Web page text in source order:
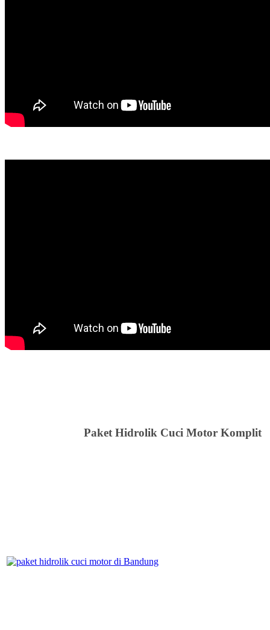
Paket Hidrolik Cuci Motor Komplit